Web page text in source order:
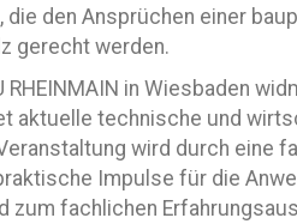
den Ansprüchen einer
gerecht werden.
RHEINMAIN in Wiesbaden
aktuelle technische und
wird durch eine
Impulse für die
zum fachlichen